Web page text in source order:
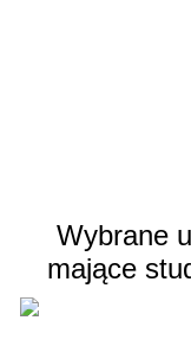
Wybrane
mające